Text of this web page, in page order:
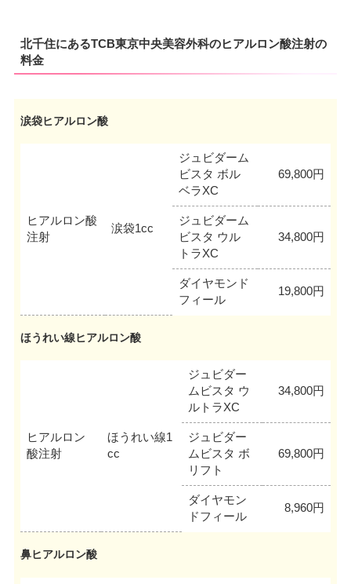
北千住にあるTCB東京中央美容外科のヒアルロン酸注射の
料金
涙袋ヒアルロン酸
ヒアルロン酸
注射
涙袋1cc
ジュビダーム
ビスタ ボル
ベラXC
69,800円
ジュビダーム
ビスタ ウル
トラXC
34,800円
ダイヤモンド
フィール
19,800円
ほうれい線ヒアルロン酸
ヒアルロン
酸注射
ほうれい線1
cc
ジュビダー
ムビスタ ウ
ルトラXC
34,800円
ジュビダー
ムビスタ ボ
リフト
69,800円
ダイヤモン
ドフィール
8,960円
鼻ヒアルロン酸